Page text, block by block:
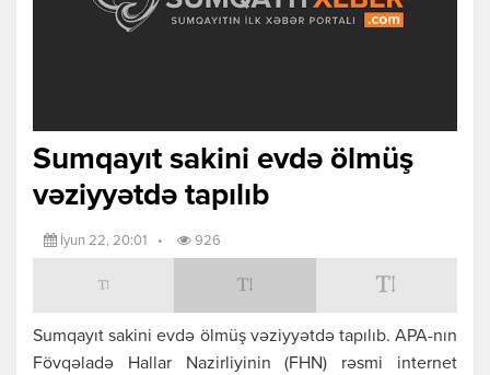
Sumqayıt sakini evdə ölmüş
vəziyyətdə tapılıb
İyun 22, 20:01 • 926
Sumqayıt sakini evdə ölmüş vəziyyətdə tapılıb. APA-nın
Fövqəladə Hallar Nazirliyinin (FHN) rəsmi internet